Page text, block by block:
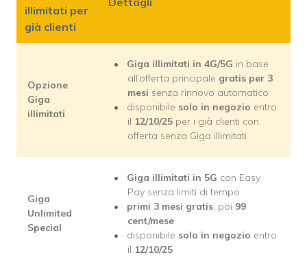
illimitati per
già clienti
Opzione
Giga
illimitati
Giga illimitati in 4G/5G in base
all’offerta principale gratis per 3
mesi senza rinnovo automatico
disponibile solo in negozio entro
il 12/10/25 per i già clienti con
offerta senza Giga illimitati
Giga
Unlimited
Special
Giga illimitati in 5G con Easy
Pay senza limiti di tempo
primi 3 mesi gratis, poi 99
cent/mese
disponibile solo in negozio entro
il 12/10/25